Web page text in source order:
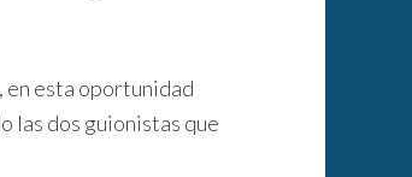
en esta oportunidad
las dos guionistas que